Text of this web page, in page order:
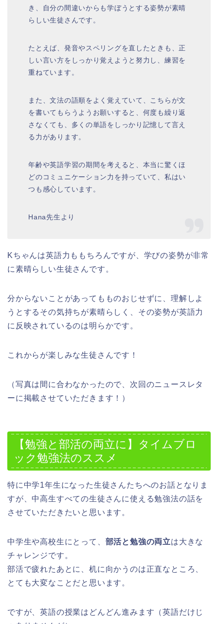
き、自分の間違いからも学ぼうとする姿勢が素晴
らしい生徒さんです。
たとえば、発音やスペリングを直したときも、正
しい言い方をしっかり覚えようと努力し、練習を
重ねています。
また、文法の語順をよく覚えていて、こちらが文
を書いてもらうようお願いすると、何度も繰り返
さなくても、多くの単語をしっかり記憶して言え
る力があります。
年齢や英語学習の期間を考えると、本当に驚くほ
どのコミュニケーション力を持っていて、私はい
つも感心しています。
Hana先生より
Kちゃんは英語力ももちろんですが、学びの姿勢が非常
に素晴らしい生徒さんです。
分からないことがあってもものおじせずに、理解しよ
うとするその気持ちが素晴らしく、その姿勢が英語力
に反映されているのは明らかです。
これからが楽しみな生徒さんです！
（写真は間に合わなかったので、次回のニュースレタ
ーに掲載させていただきます！）
【勉強と部活の両立に】タイムブロ
ック勉強法のススメ
特に中学1年生になった生徒さんたちへのお話となりま
すが、中高生すべての生徒さんに使える勉強法の話を
させていただきたいと思います。
中学生や高校生にとって、 部活と勉強の両立は大きな
チャレンジです。
部活で疲れたあとに、机に向かうのは正直なところ、
とても大変なことだと思います。
ですが、英語の授業はどんどん進みます（英語だけじ